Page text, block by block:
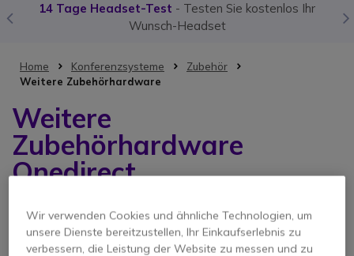
14 Tage Headset-Test - Testen Sie kostenlos Ihr
Wunsch-Headset
Home Konferenzsysteme
Zubehör
Weitere Zubehörhardware
Weitere
Zubehörhardware
Onedirect
1 Artikel
Wir verwenden Cookies und ähnliche Technologien, um
unsere Dienste bereitzustellen, Ihr Einkaufserlebnis zu
verbessern, die Leistung der Website zu messen und zu